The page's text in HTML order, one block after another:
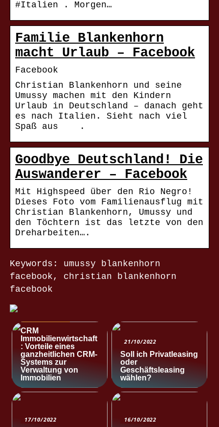
#Italien . Morgen…
Familie Blankenhorn
macht Urlaub – Facebook
Facebook
Christian Blankenhorn und seine
Umussy machen mit den Kindern
Urlaub in Deutschland – danach geht
es nach Italien. Sieht nach viel
Spaß aus ‍ ‍ ‍ .
Goodbye Deutschland! Die
Auswanderer – Facebook
Mit Highspeed über den Rio Negro!
Dieses Foto vom Familienausflug mit
Christian Blankenhorn, Umussy und
den Töchtern ist das letzte von den
Dreharbeiten….
Keywords: umussy blankenhorn
facebook, christian blankenhorn
facebook
CRM
Immobilienwirtschaft
: Vorteile eines
ganzheitlichen CRM-
Systems zur
Verwaltung von
Immobilien
21/10/2022
Soll ich Privatleasing
oder
Geschäftsleasing
wählen?
17/10/2022 16/10/2022